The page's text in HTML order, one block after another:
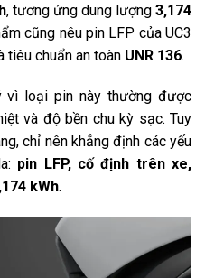
, tương ứng dung lượng3,174
cũng nêu pin LFP của UC3
tiêu chuẩn an toàn UNR 136.
vì loại pin này thường được
và độ bền chu kỳ sạc. Tuy
chỉ nên khẳng định các yếu
pin LFP, cố định trên xe,
kWh.